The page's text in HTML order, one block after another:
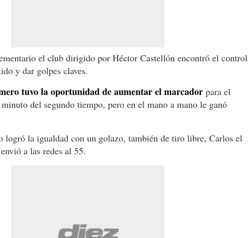
el club dirigido por Héctor Castellón encontró el control
y dar golpes claves.
tuvo la oportunidad de aumentar el marcador para el
del segundo tiempo, pero en el mano a mano le ganó
logró la igualdad con un golazo, también de tiro libre, Carlos el
a las redes al 55.